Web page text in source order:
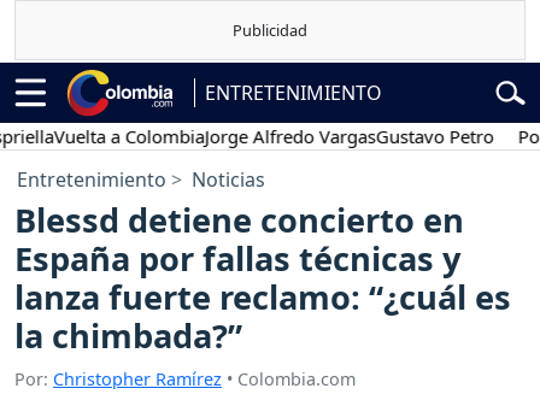
ENTRETENIMIENTO
a ColombiaJorge Alfredo VargasGustavo Petro
Entretenimiento Noticias
Blessd detiene concierto en
España por fallas técnicas y
lanza fuerte reclamo: “¿cuál es
la chimbada?”
Por: Christopher Ramírez • Colombia.com